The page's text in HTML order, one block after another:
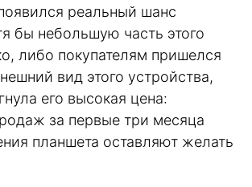
реальный шанс
бы небольшую часть этого
либо покупателям пришелся
вид этого устройства,
его высокая цена:
за первые три месяца
планшета оставляют желать